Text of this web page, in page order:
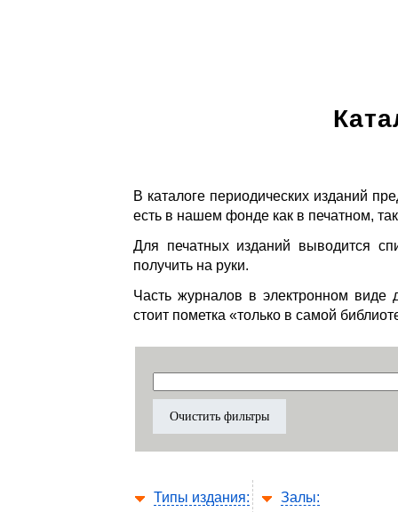
В каталоге периодических изданий
есть в нашем фонде как в печатном,
Для печатных изданий выводится
получить на руки.
Часть журналов в электронном виде
стоит пометка «только в самой
Типы издания: Залы: